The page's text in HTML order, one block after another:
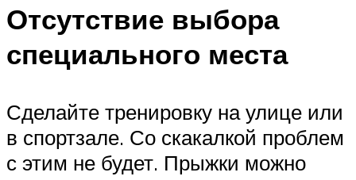
Отсутствие выбора
специального места
Сделайте тренировку на улице или
в спортзале. Со скакалкой проблем
с этим не будет. Прыжки можно